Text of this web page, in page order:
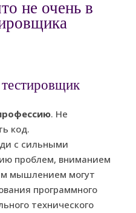
не очень в
. Не
код.
с сильными
проблем, вниманием
мышлением могут
программного
технического